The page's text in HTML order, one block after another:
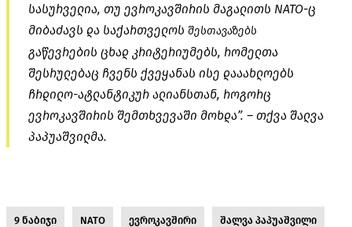
სასურველია, თუ ევროკავშირის მაგალითს NATO-ც
მიბაძავს და საქართველოს შესთავაზებს
გაწევრების ცხად კრიტერიუმებს, რომელთა
შესრულებაც ჩვენს ქვეყანას ისე დააახლოებს
ჩრდილო-ატლანტიკურ ალიანსთან, როგორც
ევროკავშირის შემთხვევაში მოხდა”. – თქვა შალვა
პაპუაშვილმა.
9 ნაბიჯი NATO ევროკავშირი შალვა პაპუაშვილი